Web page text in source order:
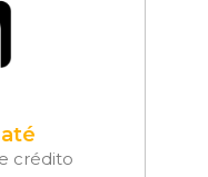
crédito